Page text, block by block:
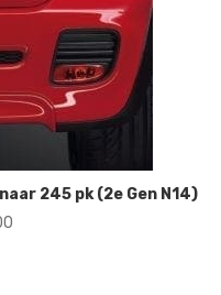
245 pk (2e Gen N14)